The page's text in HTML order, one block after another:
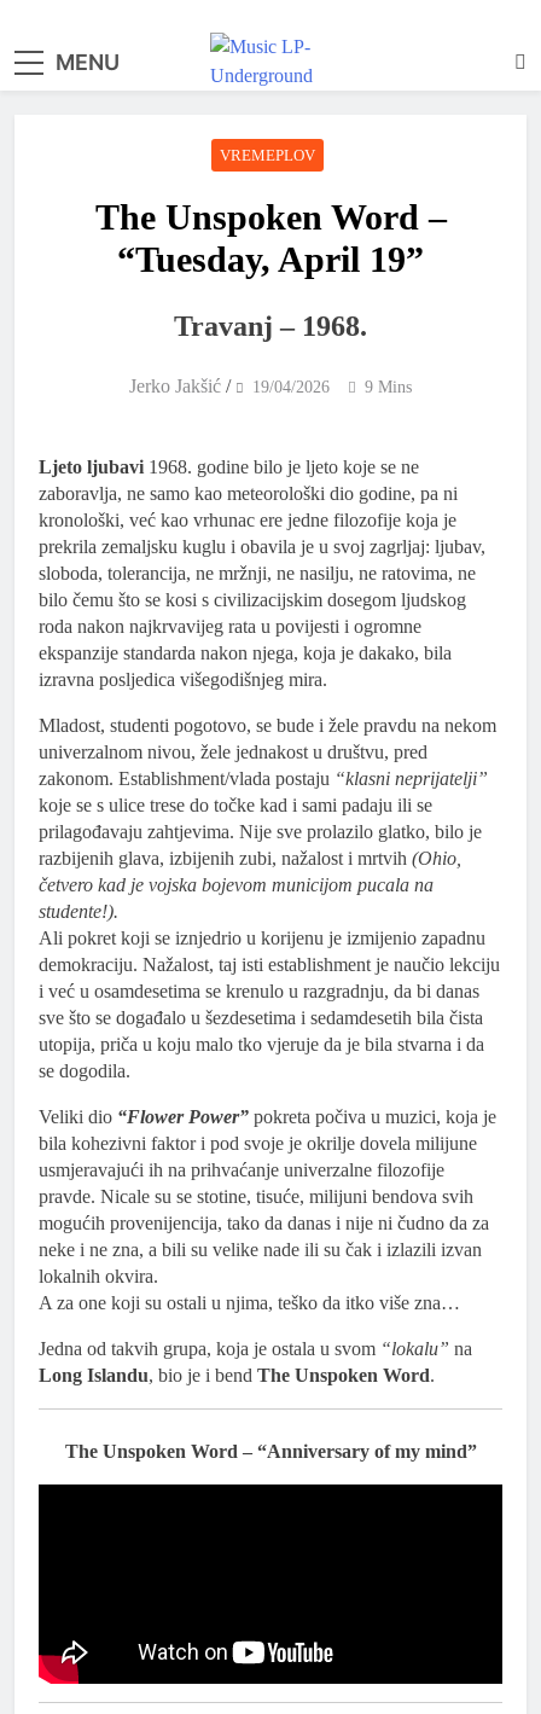
MENU
VREMEPLOV
The Unspoken Word –
“Tuesday, April 19”
Travanj – 1968.
Jerko Jakšić / 19/04/2026 9 Mins
Ljeto ljubavi 1968. godine bilo je ljeto koje se ne
zaboravlja, ne samo kao meteorološki dio godine, pa ni
kronološki, već kao vrhunac ere jedne filozofije koja je
prekrila zemaljsku kuglu i obavila je u svoj zagrljaj: ljubav,
sloboda, tolerancija, ne mržnji, ne nasilju, ne ratovima, ne
bilo čemu što se kosi s civilizacijskim dosegom ljudskog
roda nakon najkrvavijeg rata u povijesti i ogromne
ekspanzije standarda nakon njega, koja je dakako, bila
izravna posljedica višegodišnjeg mira.
Mladost, studenti pogotovo, se bude i žele pravdu na nekom
univerzalnom nivou, žele jednakost u društvu, pred
zakonom. Establishment/vlada postaju “klasni neprijatelji”
koje se s ulice trese do točke kad i sami padaju ili se
prilagođavaju zahtjevima. Nije sve prolazilo glatko, bilo je
razbijenih glava, izbijenih zubi, nažalost i mrtvih (Ohio,
četvero kad je vojska bojevom municijom pucala na
studente!).
Ali pokret koji se iznjedrio u korijenu je izmijenio zapadnu
demokraciju. Nažalost, taj isti establishment je naučio lekciju
i već u osamdesetima se krenulo u razgradnju, da bi danas
sve što se događalo u šezdesetima i sedamdesetih bila čista
utopija, priča u koju malo tko vjeruje da je bila stvarna i da
se dogodila.
Veliki dio “Flower Power” pokreta počiva u muzici, koja je
bila kohezivni faktor i pod svoje je okrilje dovela milijune
usmjeravajući ih na prihvaćanje univerzalne filozofije
pravde. Nicale su se stotine, tisuće, milijuni bendova svih
mogućih provenijencija, tako da danas i nije ni čudno da za
neke i ne zna, a bili su velike nade ili su čak i izlazili izvan
lokalnih okvira.
A za one koji su ostali u njima, teško da itko više zna…
Jedna od takvih grupa, koja je ostala u svom “lokalu” na
Long Islandu, bio je i bend The Unspoken Word.
The Unspoken Word – “Anniversary of my mind”